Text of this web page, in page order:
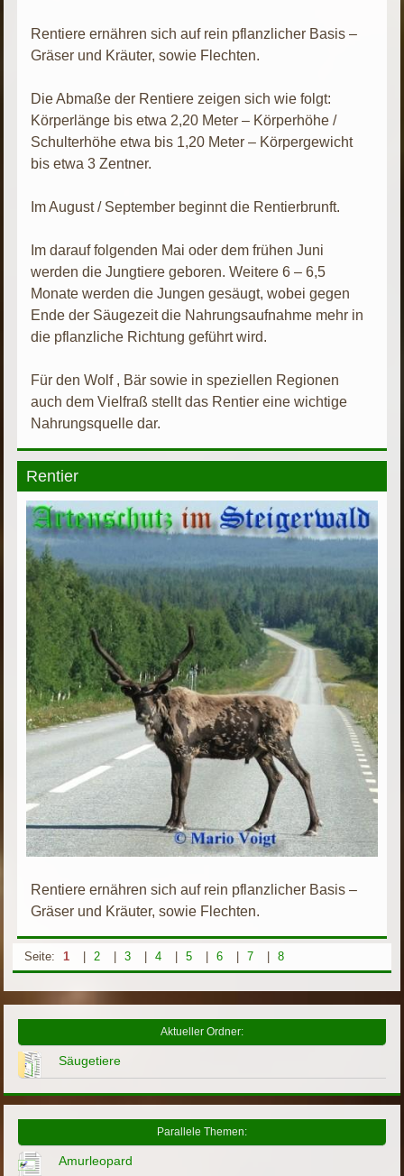
Rentiere ernähren sich auf rein pflanzlicher Basis –
Gräser und Kräuter, sowie Flechten.
Die Abmaße der Rentiere zeigen sich wie folgt:
Körperlänge bis etwa 2,20 Meter – Körperhöhe /
Schulterhöhe etwa bis 1,20 Meter – Körpergewicht
bis etwa 3 Zentner.
Im August / September beginnt die Rentierbrunft.
Im darauf folgenden Mai oder dem frühen Juni
werden die Jungtiere geboren. Weitere 6 – 6,5
Monate werden die Jungen gesäugt, wobei gegen
Ende der Säugezeit die Nahrungsaufnahme mehr in
die pflanzliche Richtung geführt wird.
Für den Wolf , Bär sowie in speziellen Regionen
auch dem Vielfraß stellt das Rentier eine wichtige
Nahrungsquelle dar.
Rentier
Rentiere ernähren sich auf rein pflanzlicher Basis –
Gräser und Kräuter, sowie Flechten.
Seite: 1 2 3 4 5 6 7 8
Aktueller Ordner:
Säugetiere
Parallele Themen:
Amurleopard